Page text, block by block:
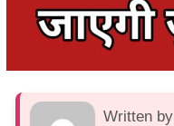
Written by